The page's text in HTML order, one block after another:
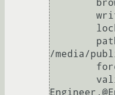
/media/